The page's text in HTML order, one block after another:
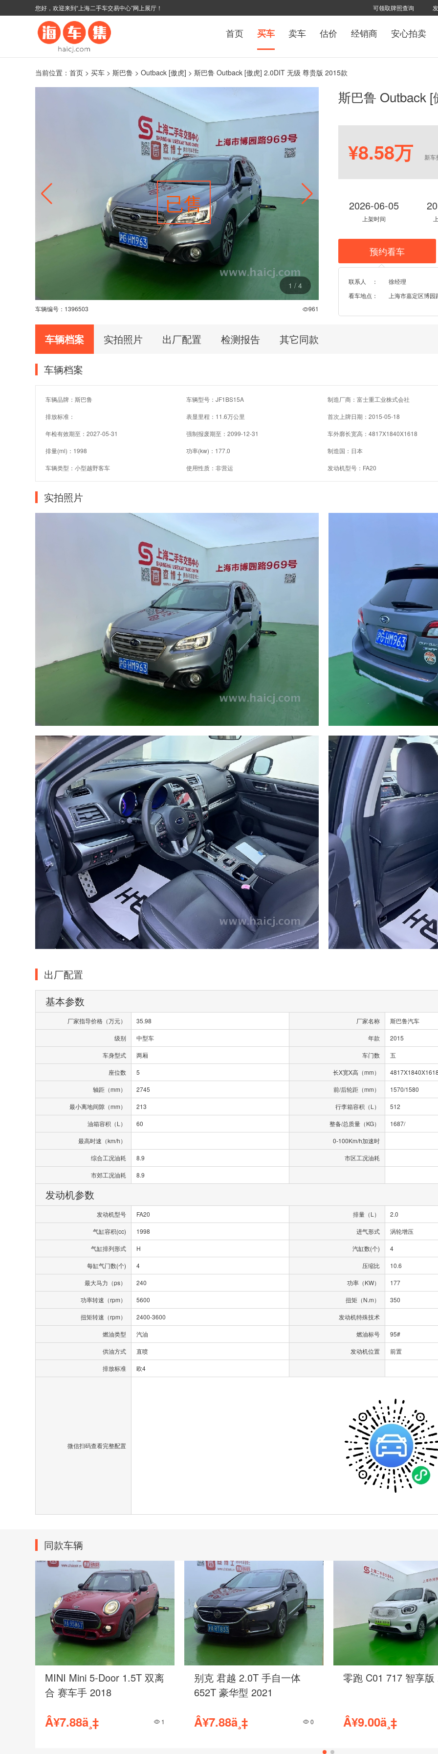
您好，欢迎来到“上海二手车交易中心”网上展厅！ 可领取牌照查询
首页 买车 卖车 估价 经销商 安心拍卖
当前位置： 首页 > 买车 > 斯巴鲁 > Outback [傲虎] > 斯巴鲁 Outback [傲虎] 2.0DIT 无级 尊贵版 2015款
1 / 4
已售
车辆编号： 1396503 961
斯巴鲁 Outback
¥8.58万 新车
2026-06-05
上架时间
预约看车
联系人 ：
徐经理
看车地点：
上海市嘉定区博
车辆档案 实拍照片 出厂配置 检测报告 其它同款
车辆档案
车辆品牌：斯巴鲁 车辆型号：JF1BS15A 制造厂商：富士重工业株式会社
排放标准： 表显里程：11.6万公里 首次上牌日期：2015-05-18
年检有效期至：2027-05-31 强制报废期至：2099-12-31 车外廓长宽高：4817X1840X1618
排量(ml)：1998 功率(kw)：177.0 制造国：日本
车辆类型：小型越野客车 使用性质：非营运 发动机型号：FA20
实拍照片
出厂配置
基本参数
厂家指导价格（万元） 35.98 厂家名称 斯巴鲁汽车
级别 中型车 年款 2015
车身型式 两厢 车门数 五
座位数 5 长X宽X高（mm）
轴距（mm） 2745 前/后轮距（mm） 1570/1580
最小离地间隙（mm） 213 行李箱容积（L） 512
油箱容积（L） 60 整备/总质量（KG） 1687/
最高时速（km/h） 0-100Km/h加速时
综合工况油耗 8.9 市区工况油耗
市郊工况油耗 8.9
发动机参数
发动机型号 FA20 排量（L） 2.0
气缸容积(cc) 1998 进气形式 涡轮增压
气缸排列形式 H 汽缸数(个) 4
每缸气门数(个) 4 压缩比 10.6
最大马力（ps） 240 功率（KW） 177
功率转速（rpm） 5600 扭矩（N.m） 350
扭矩转速（rpm） 2400-3600 发动机特殊技术
燃油类型 汽油 燃油标号 95#
供油方式 直喷 发动机位置 前置
排放标准 欧4
微信扫码查看完整配置
同款车辆
MINI Mini 5-Door 1.5T 双离
合 赛车手 2018
Â¥7.88ä¸‡ 1
别克 君越 2.0T 手自一体
652T 豪华型 2021
Â¥7.88ä¸‡ 0
零跑 C01 717 智享版
Â¥9.00ä¸‡